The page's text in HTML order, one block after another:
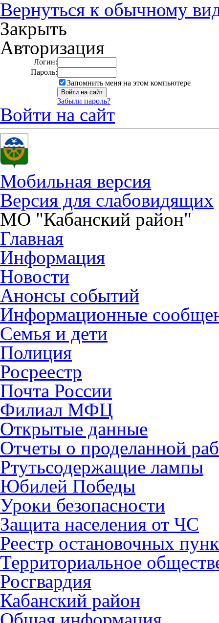
Вернуться к обычному
Закрыть
Авторизация
Логин:
Пароль:
Запомнить меня на этом компьютере
Забыли пароль?
Войти на сайт
Мобильная версия
Версия для слабовидящих
МО "Кабанский район"
Главная
Информация
Новости
Анонсы событий
Информационные
Семья и дети
Полиция
Росреестр
Почта России
Филиал МФЦ
Открытые данные
Отчеты о проделанной
Ртутьсодержащие лампы
Юбилей Победы
Уроки безопасности
Защита населения от ЧС
Реестр остановочных
Территориальное
Росгвардия
Кабанский район